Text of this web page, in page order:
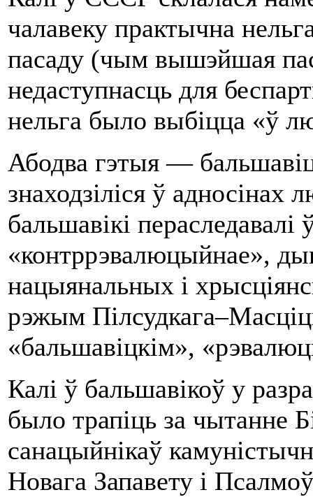
чалавеку практычна
пасаду (чым вышэйшая
недаступнасць для
нельга было выбіцца «ў
Абодва гэтыя —
знаходзіліся ў адносінах
бальшавікі
«контррэвалюцыйнае»,
нацыянальных і
рэжым
«бальшавіцкім»,
Калі ў бальшавікоў у
было трапіць за чытанне
санацыйнікаў
Новага Запавету і